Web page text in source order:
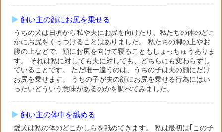
飼い主の顔にお尻を乗せる
うちの犬は日頃から私や夫にお尻を向けたり、私たちの体のどこ
かにお尻をくっつけることはありました。 私たちの脚の上やお
腹の上などで、顔にお尻を向けて寝ることもしょっちゅうありま
す。 それは私に対しても夫に対しても、どちらにも変わらずし
ていることです。 ただ唯一違うのは、うちの子は夫の顔にだけ
お尻を乗せます。 うちの子が夫の顔にお尻を乗せる行為にはい
ったいどういう意味があるのかを調べてみました。
飼い主の体中を舐める
愛犬は私の体のどこかしらを舐めてきます。 私は最初は｢この子